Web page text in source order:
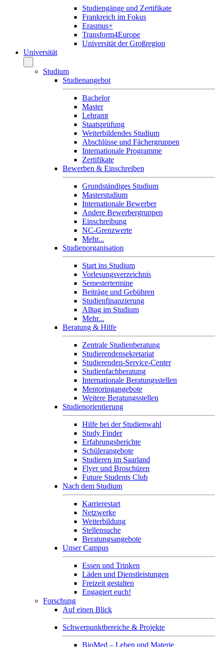
Studiengänge und Zertifikate
Frankreich im Fokus
Erasmus+
Transform4Europe
Universität der Großregion
Universität
Studium
Studienangebot
Bachelor
Master
Lehramt
Staatsprüfung
Weiterbildendes Studium
Abschlüsse und Fächergruppen
Internationale Programme
Zertifikate
Bewerben & Einschreiben
Grundständiges Studium
Masterstudium
Internationale Bewerber
Andere Bewerbergruppen
Einschreibung
NC-Grenzwerte
Mehr...
Studienorganisation
Start ins Studium
Vorlesungsverzeichnis
Semestertermine
Beiträge und Gebühren
Studienfinanzierung
Alltag im Studium
Mehr...
Beratung & Hilfe
Zentrale Studienberatung
Studierendensekretariat
Studierenden-Service-Center
Studienfachberatung
Internationale Beratungsstellen
Mentoringangebote
Weitere Beratungsstellen
Studienorientierung
Hilfe bei der Studienwahl
Study Finder
Erfahrungsberichte
Schülerangebote
Studieren im Saarland
Flyer und Broschüren
Future Students Club
Nach dem Studium
Karrierestart
Netzwerke
Weiterbildung
Stellensuche
Beratungsangebote
Unser Campus
Essen und Trinken
Läden und Dienstleistungen
Freizeit gestalten
Engagiert euch!
Forschung
Auf einen Blick
Schwerpunktbereiche & Projekte
BioMed – Leben und Materie